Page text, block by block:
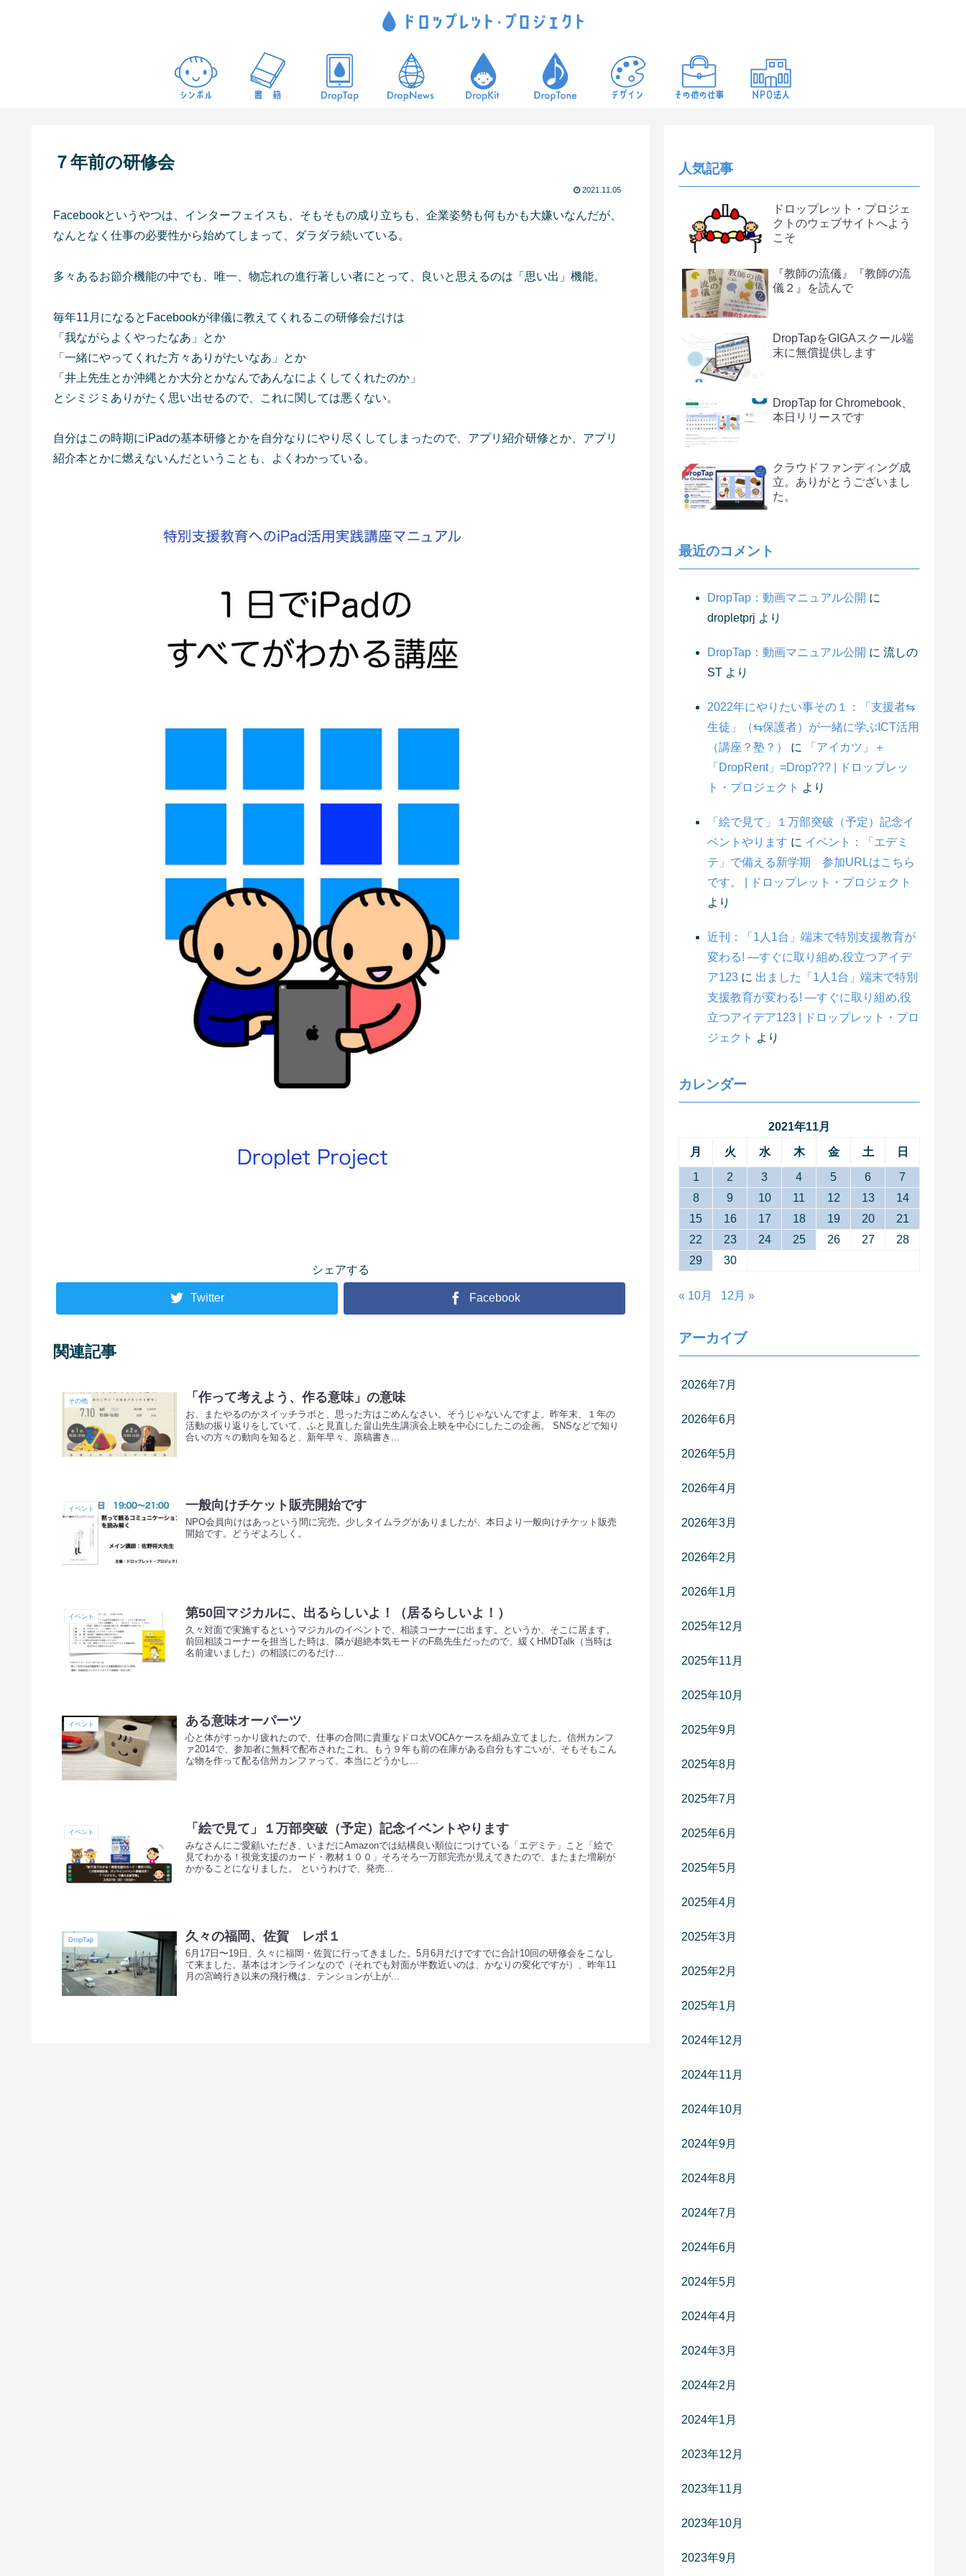
７年前の研修会
2021.11.05
Facebookというやつは、インターフェイスも、そもそもの成り立ちも、企業姿勢も何もかも大嫌いなんだが、
なんとなく仕事の必要性から始めてしまって、ダラダラ続いている。
多々あるお節介機能の中でも、唯一、物忘れの進行著しい者にとって、良いと思えるのは「思い出」機能。
毎年11月になるとFacebookが律儀に教えてくれるこの研修会だけは
「我ながらよくやったなあ」とか
「一緒にやってくれた方々ありがたいなあ」とか
「井上先生とか沖縄とか大分とかなんであんなによくしてくれたのか」
とシミジミありがたく思い出せるので、これに関しては悪くない。
自分はこの時期にiPadの基本研修とかを自分なりにやり尽くしてしまったので、アプリ紹介研修とか、アプリ
紹介本とかに燃えないんだということも、よくわかっている。
シェアする
Twitter Facebook
関連記事
その他 「作って考えよう、作る意味」の意味
お、またやるのかスイッチラボと、思った方はごめんなさい。そうじゃないんですよ。昨年末、１年の
活動の振り返りをしていて、ふと見直した畠山先生講演会上映を中心にしたこの企画。 SNSなどで知り
合いの方々の動向を知ると、新年早々、原稿書き...
イベント 一般向けチケット販売開始です
NPO会員向けはあっという間に完売。少しタイムラグがありましたが、本日より一般向けチケット販売
開始です。どうぞよろしく。
イベント 第50回マジカルに、出るらしいよ！（居るらしいよ！）
久々対面で実施するというマジカルのイベントで、相談コーナーに出ます。というか、そこに居ます。
前回相談コーナーを担当した時は、隣が超絶本気モードのF島先生だったので、緩くHMDTalk（当時は
名前違いました）の相談にのるだけ...
イベント ある意味オーパーツ
心と体がすっかり疲れたので、仕事の合間に貴重なドロ太VOCAケースを組み立てました。信州カンフ
ァ2014で、参加者に無料で配布されたこれ。もう９年も前の在庫がある自分もすごいが、そもそもこん
な物を作って配る信州カンファって、本当にどうかし...
イベント 「絵で見て」１万部突破（予定）記念イベントやります
みなさんにご愛顧いただき、いまだにAmazonでは結構良い順位につけている「エデミテ」こと「絵で
見てわかる！視覚支援のカード・教材１００」そろそろ一万部完売が見えてきたので、またまた増刷が
かかることになりました。 というわけで、発売...
DropTap 久々の福岡、佐賀 レポ１
6月17日〜19日、久々に福岡・佐賀に行ってきました。5月6月だけですでに合計10回の研修会をこなし
て来ました。基本はオンラインなので（それでも対面が半数近いのは、かなりの変化ですが）、昨年11
月の宮崎行き以来の飛行機は、テンションが上が...
人気記事
ドロップレット・プロジェ
クトのウェブサイトへよう
こそ
『教師の流儀』『教師の流
儀２』を読んで
DropTapをGIGAスクール端
末に無償提供します
DropTap for Chromebook、
本日リリースです
クラウドファンディング成
立。ありがとうございまし
た。
最近のコメント
DropTap：動画マニュアル公開 に
dropletprj より
DropTap：動画マニュアル公開 に 流しの
ST より
2022年にやりたい事その１：「支援者⇆
生徒」（⇆保護者）が一緒に学ぶICT活用
（講座？塾？）
に
「アイカツ」＋
「DropRent」=Drop??? | ドロップレッ
ト・プロジェクト より
「絵で見て」１万部突破（予定）記念イ
ベントやります に イベント：「エデミ
テ」で備える新学期 参加URLはこちら
です。 | ドロップレット・プロジェクト
より
近刊：「1人1台」端末で特別支援教育が
変わる! ―すぐに取り組め,役立つアイデ
ア123 に 出ました「1人1台」端末で特別
支援教育が変わる! ―すぐに取り組め,役
立つアイデア123 | ドロップレット・プロ
ジェクト より
カレンダー
2021年11月
月 火 水 木 金 土 日
1 2 3 4 5 6
7
8
9 10 11 12 13
14
15
16 17 18 19 20
21
22
23 24 25 26 27
28
29
30
« 10月 12月 »
アーカイブ
2026年7月
2026年6月
2026年5月
2026年4月
2026年3月
2026年2月
2026年1月
2025年12月
2025年11月
2025年10月
2025年9月
2025年8月
2025年7月
2025年6月
2025年5月
2025年4月
2025年3月
2025年2月
2025年1月
2024年12月
2024年11月
2024年10月
2024年9月
2024年8月
2024年7月
2024年6月
2024年5月
2024年4月
2024年3月
2024年2月
2024年1月
2023年12月
2023年11月
2023年10月
2023年9月